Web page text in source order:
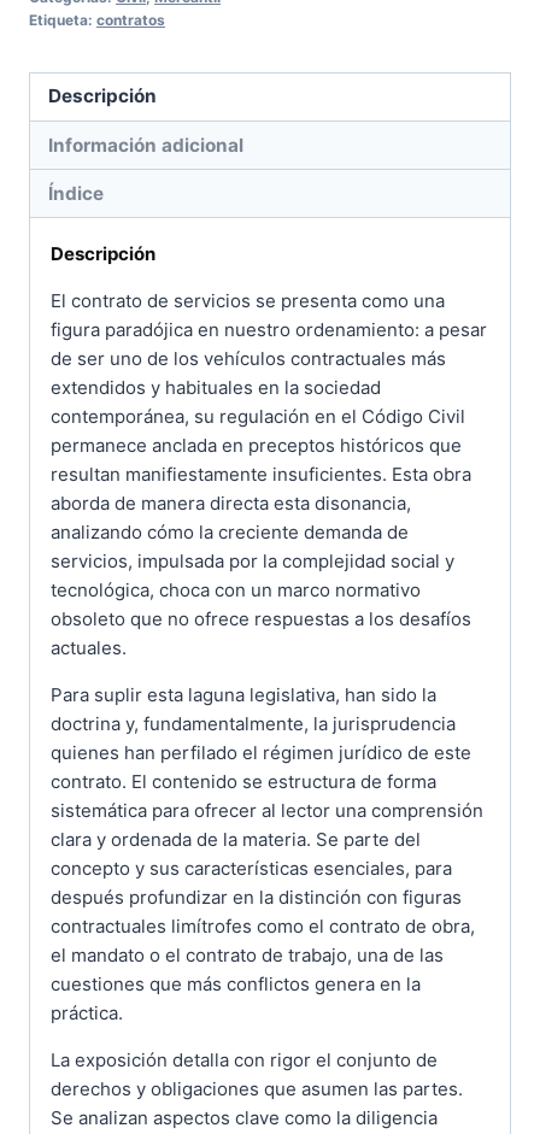
Etiqueta: contratos
Descripción
Información adicional
Índice
Descripción
El contrato de servicios se presenta como una
figura paradójica en nuestro ordenamiento: a pesar
de ser uno de los vehículos contractuales más
extendidos y habituales en la sociedad
contemporánea, su regulación en el Código Civil
permanece anclada en preceptos históricos que
resultan manifiestamente insuficientes. Esta obra
aborda de manera directa esta disonancia,
analizando cómo la creciente demanda de
servicios, impulsada por la complejidad social y
tecnológica, choca con un marco normativo
obsoleto que no ofrece respuestas a los desafíos
actuales.
Para suplir esta laguna legislativa, han sido la
doctrina y, fundamentalmente, la jurisprudencia
quienes han perfilado el régimen jurídico de este
contrato. El contenido se estructura de forma
sistemática para ofrecer al lector una comprensión
clara y ordenada de la materia. Se parte del
concepto y sus características esenciales, para
después profundizar en la distinción con figuras
contractuales limítrofes como el contrato de obra,
el mandato o el contrato de trabajo, una de las
cuestiones que más conflictos genera en la
práctica.
La exposición detalla con rigor el conjunto de
derechos y obligaciones que asumen las partes.
Se analizan aspectos clave como la diligencia